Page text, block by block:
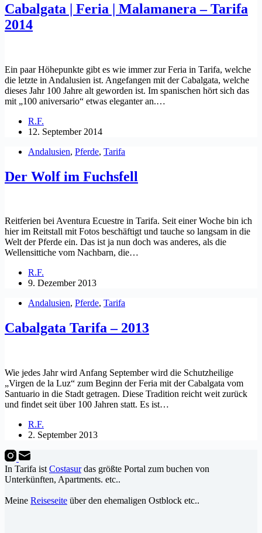
Cabalgata | Feria | Malamanera – Tarifa
2014
Ein paar Höhepunkte gibt es wie immer zur Feria in Tarifa, welche
die letzte in Andalusien ist. Angefangen mit der Cabalgata, welche
dieses Jahr 100 Jahre alt geworden ist. Im spanischen hört sich das
mit „100 aniversario“ etwas eleganter an.…
R.F.
12. September 2014
Andalusien, Pferde, Tarifa
Der Wolf im Fuchsfell
Reitferien bei Aventura Ecuestre in Tarifa. Seit einer Woche bin ich
hier im Reitstall mit Fotos beschäftigt und tauche so langsam in die
Welt der Pferde ein. Das ist ja nun doch was anderes, als die
Wellensittiche vom Nachbarn, die…
R.F.
9. Dezember 2013
Andalusien, Pferde, Tarifa
Cabalgata Tarifa – 2013
Wie jedes Jahr wird Anfang September wird die Schutzheilige
„Virgen de la Luz“ zum Beginn der Feria mit der Cabalgata vom
Santuario in die Stadt getragen. Diese Tradition reicht weit zurück
und findet seit über 100 Jahren statt. Es ist…
R.F.
2. September 2013
In Tarifa ist Costasurdas größte Portal zum buchen von
Unterkünften, Apartments. etc..
Meine Reiseseite über den ehemaligen Ostblock etc..